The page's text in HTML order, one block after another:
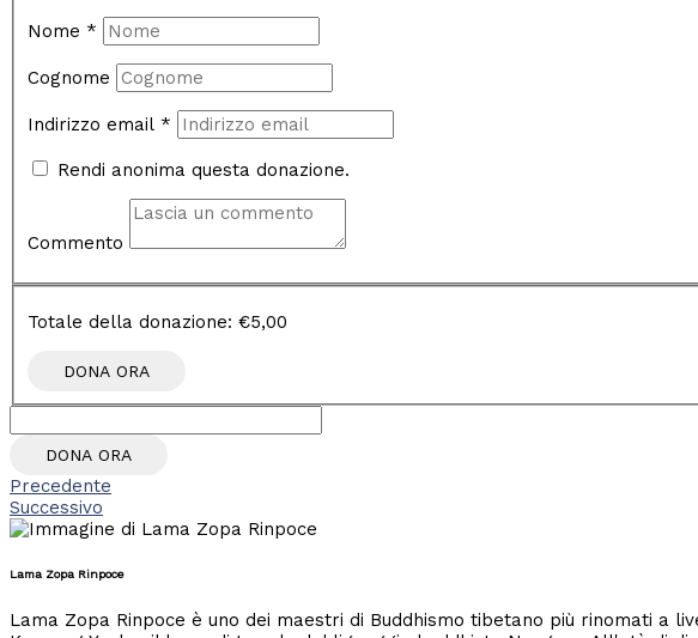
Nome *
Cognome
Indirizzo email *
Rendi anonima questa donazione.
Commento
Totale della donazione:€5,00
DONA ORA
Precedente
Successivo
Lama Zopa Rinpoce
Lama Zopa Rinpoce è uno dei maestri di Buddhismo tibetano più rinomati a